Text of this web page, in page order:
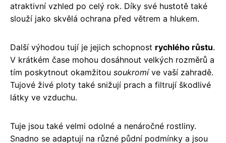
atraktivní vzhled po celý rok. Díky své hustotě také
slouží jako skvělá ochrana před větrem a hlukem.
Další výhodou tují je jejich schopnost rychlého růstu.
V krátkém čase mohou dosáhnout velkých rozměrů a
tím poskytnout okamžitou soukromíve vaší zahradě.
Tujové živé ploty také snižují prach a filtrují škodlivé
látky ve vzduchu.
Tuje jsou také velmi odolné a nenáročné rostliny.
Snadno se adaptují na různé půdní podmínky a jsou